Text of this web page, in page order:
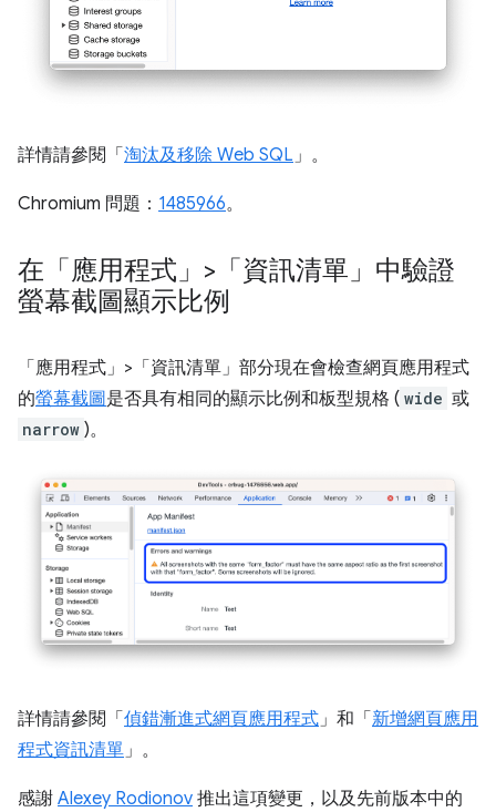
詳情請參閱「淘汰及移除 Web SQL 」。
Chromium 問題： 1485966。
在「應用程式」>「資訊清單」中驗證
螢幕截圖顯示比例
「應用程式」 >「資訊清單」 部分現在會檢查網頁應用程式
的螢幕截圖是否具有相同的顯示比例和板型規格 ( wide 或
narrow )。
詳情請參閱「 偵錯漸進式網頁應用程式」和「 新增網頁應用
程式資訊清單」。
感謝 Alexey Rodionov 推出這項變更，以及先前版本中的